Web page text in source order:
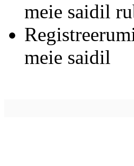
meie saidil
meie saidil